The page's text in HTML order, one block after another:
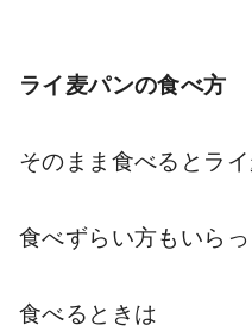
ライ麦パンの食べ方
そのまま食べるとラ
食べずらい方もいらっ
食べるときは